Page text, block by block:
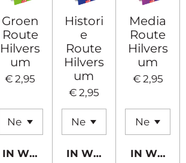
Groen
Route
Hilvers
um
€ 2,95
IN WINKELWAGEN
Histori
e
Route
Hilvers
um
€ 2,95
IN WINKELWAGEN
Media
Route
Hilvers
um
€ 2,95
IN